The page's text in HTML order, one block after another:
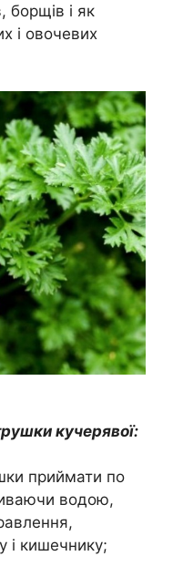
борщів і як
і овочевих
кучерявої:
приймати по
водою,
і кишечнику;